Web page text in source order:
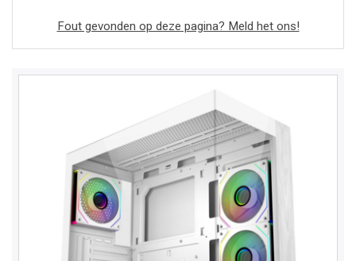
Fout gevonden op deze pagina? Meld het ons!